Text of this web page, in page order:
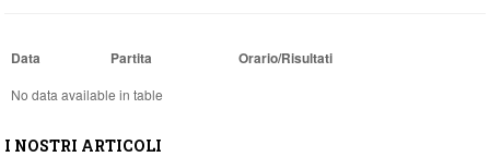
Data Partita Orario/Risultati
No data available in table
I NOSTRI ARTICOLI